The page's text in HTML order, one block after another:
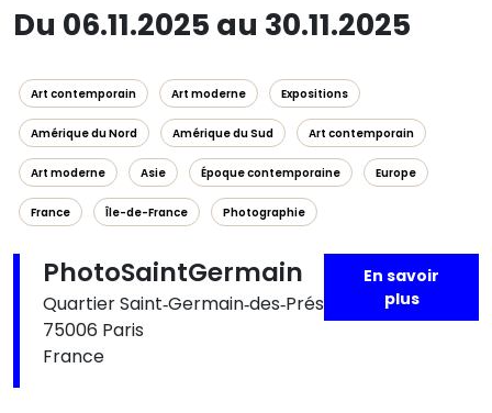
Du 06.11.2025 au 30.11.2025
Art contemporain Art moderne Expositions
Amérique du Nord Amérique du Sud Art contemporain
Art moderne Asie Époque contemporaine Europe
France Île-de-France Photographie
PhotoSaintGermain
Quartier Saint‑Germain‑des‑Prés
75006 Paris
France
En savoir
plus